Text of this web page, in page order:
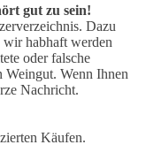
gut zu sein!
Dazu
habhaft werden
oder falsche
Weingut. Wenn Ihnen
Nachricht.
Käufen.